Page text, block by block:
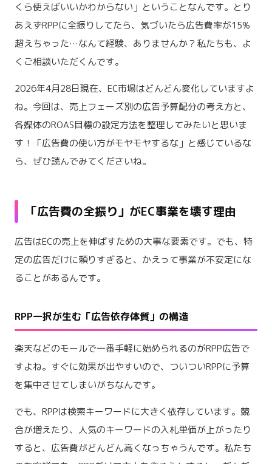
くら使えばいいかわからない」ということなんです。とり
あえずRPPに全振りしてたら、気づいたら広告費率が15%
超えちゃった…なんて経験、ありませんか？私たちも、よ
くご相談いただくんです。
2026年4月28日現在、EC市場はどんどん変化していますよ
ね。今回は、売上フェーズ別の広告予算配分の考え方と、
各媒体のROAS目標の設定方法を整理してみたいと思いま
す！「広告費の使い方がモヤモヤするな」と感じているな
ら、ぜひ読んでみてくださいね。
「広告費の全振り」がEC事業を壊す理由
広告はECの売上を伸ばすための大事な要素です。でも、特
定の広告だけに頼りすぎると、かえって事業が不安定にな
ることがあるんです。
RPP一択が生む「広告依存体質」の構造
楽天などのモールで一番手軽に始められるのがRPP広告で
すよね。すぐに効果が出やすいので、ついついRPPに予算
を集中させてしまいがちなんです。
でも、RPPは検索キーワードに大きく依存しています。競
合が増えたり、人気のキーワードの入札単価が上がったり
すると、広告費がどんどん高くなっちゃうんです。私たち